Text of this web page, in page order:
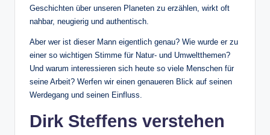
Geschichten über unseren Planeten zu erzählen, wirkt oft
nahbar, neugierig und authentisch.
Aber wer ist dieser Mann eigentlich genau? Wie wurde er zu
einer so wichtigen Stimme für Natur- und Umweltthemen?
Und warum interessieren sich heute so viele Menschen für
seine Arbeit? Werfen wir einen genaueren Blick auf seinen
Werdegang und seinen Einfluss.
Dirk Steffens verstehen